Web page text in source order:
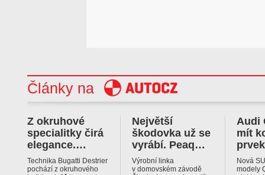
Články na
Z okruhové
specialitky čirá
elegance.…
Technika Bugatti Destrier
pochází z okruhového
Největší
škodovka už se
vyrábí. Peaq…
Výrobní linka
v domovském závodě
Audi
mít
Nová
modely